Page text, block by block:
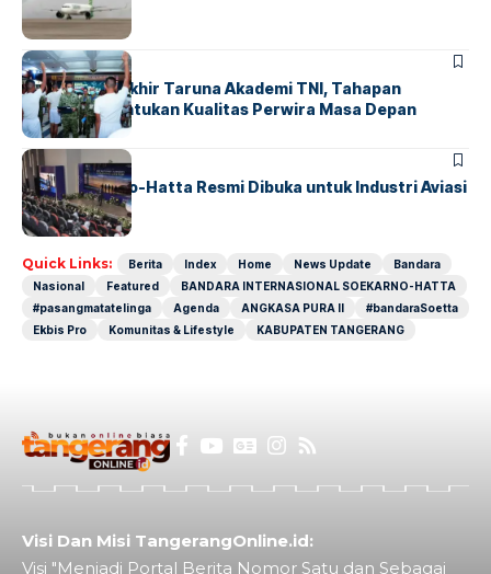
Nasional
BERITA
Sidang Pantukhir Taruna Akademi TNI, Tahapan
Strategis Tentukan Kualitas Perwira Masa Depan
BANDARA BERITA
IALC Soekarno-Hatta Resmi Dibuka untuk Industri Aviasi
Dunia
Quick Links: Berita Index Home News Update
Bandara
Nasional
Featured
BANDARA INTERNASIONAL SOEKARNO-HATTA
#pasangmatatelinga
Agenda ANGKASA PURA II
#bandaraSoetta
Ekbis Pro
Komunitas & Lifestyle KABUPATEN TANGERANG
Visi Dan Misi TangerangOnline.id:
Visi "Menjadi Portal Berita Nomor Satu dan Sebagai